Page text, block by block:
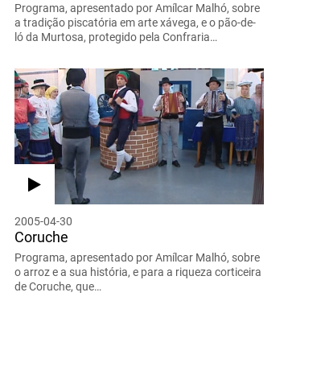
Programa, apresentado por Amílcar Malhó, sobre
a tradição piscatória em arte xávega, e o pão-de-
ló da Murtosa, protegido pela Confraria…
2005-04-30
Coruche
Programa, apresentado por Amílcar Malhó, sobre
o arroz e a sua história, e para a riqueza corticeira
de Coruche, que…